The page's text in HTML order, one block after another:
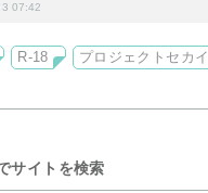
07:42
R-18 プロジェクトセカイ
サイトを検索